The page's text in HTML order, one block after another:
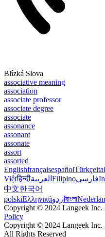
Blízká Slova
associative meaning
association
associate professor
associate degree
associate
assonance
assonant
assonate
assort
assorted
EnglishfrançaisespañolTürkçe
Việtहिन्दीالعربية Filipinoفارسی
中文한국어
polskiΕλληνικάاردو বাংলা
Copyright © 2024 Langeek Inc.
Policy
Copyright © 2024 Langeek Inc.
All Rights Reserved